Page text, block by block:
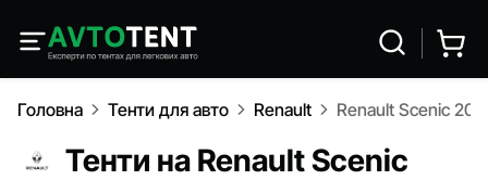
Головна Тенти для авто Renault Renault Scenic
Тенти на Renault Scenic